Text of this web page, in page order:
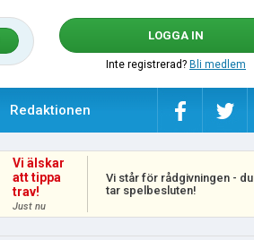
LOGGA IN
Inte registrerad? Bli medlem
Redaktionen
Vi älskar
att tippa
trav!
Just nu
Vi står för rådgivningen - du
tar spelbesluten!